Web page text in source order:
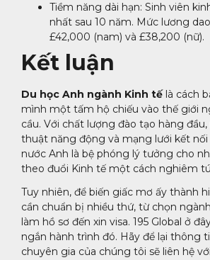
Tiềm năng dài hạn: Sinh viên
nhất sau 10 năm. Mức lương
£42,000 (nam) và £38,200 (nữ).
Kết luận
Du học Anh ngành Kinh tế là cách
mình một tấm hộ chiếu vào thế giới
cầu. Với chất lượng đào tạo hàng
thuật năng động và mạng lưới kết
nước Anh là bệ phóng lý tưởng cho
theo đuổi Kinh tế một cách nghiêm
Tuy nhiên, để biến giấc mơ ấy thành
cần chuẩn bị nhiều thứ, từ chọn
làm hồ sơ đến xin visa. 195 Global ở
ngắn hành trình đó. Hãy để lại thông
chuyên gia của chúng tôi sẽ liên hệ